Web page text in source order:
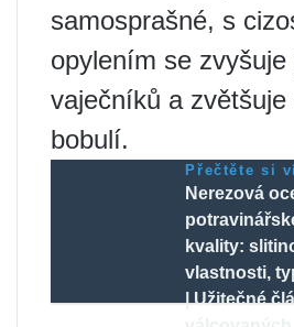
samosprašné, s
opylením se zvyšuje
vaječníků a
bobulí.
Přečtěte si
Nerezová
kvality:
vlastnosti,
| Užitečné